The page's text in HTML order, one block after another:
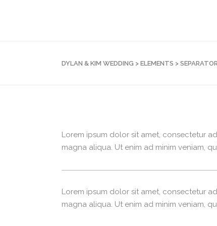
DYLAN & KIM WEDDING > ELEMENTS >
Lorem ipsum dolor sit amet, consectetur
magna aliqua. Ut enim ad minim veniam,
Lorem ipsum dolor sit amet, consectetur
magna aliqua. Ut enim ad minim veniam,